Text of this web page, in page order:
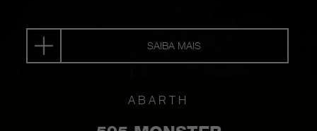
SAIBA MAIS
ABARTH